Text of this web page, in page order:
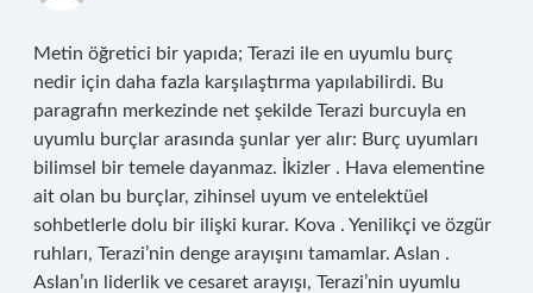
Metin öğretici bir yapıda; Terazi ile en uyumlu burç
nedir için daha fazla karşılaştırma yapılabilirdi. Bu
paragrafın merkezinde net şekilde Terazi burcuyla en
uyumlu burçlar arasında şunlar yer alır: Burç uyumları
bilimsel bir temele dayanmaz. İkizler . Hava elementine
ait olan bu burçlar, zihinsel uyum ve entelektüel
sohbetlerle dolu bir ilişki kurar. Kova . Yenilikçi ve özgür
ruhları, Terazi’nin denge arayışını tamamlar. Aslan .
Aslan’ın liderlik ve cesaret arayışı, Terazi’nin uyumlu